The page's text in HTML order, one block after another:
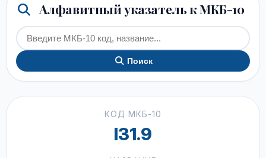
Алфавитный указатель к МКБ-10
Поиск
КОД МКБ-10
I31.9